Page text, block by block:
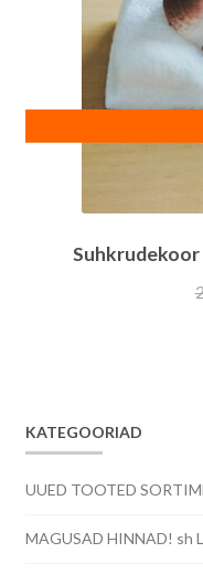
Suhkrudekoor
KATEGOORIAD
UUED TOOTED
MAGUSAD HINNAD! sh